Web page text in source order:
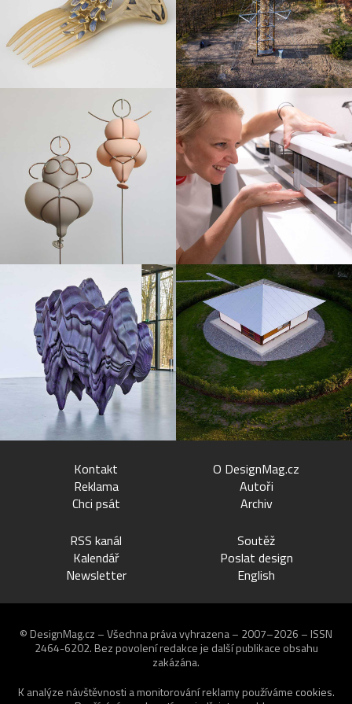
Kontakt
Reklama
Chci psát
O DesignMag.cz
Autoři
Archiv
RSS kanál
Kalendář
Newsletter
Soutěž
Poslat design
English
© DesignMag.cz – Všechna práva vyhrazena – 2007–2026 – ISSN
2464-6202. Bez povolení redakce je další publikace obsahu
zakázána.
K analýze návštěvnosti a monitorování reklamy používáme cookies.